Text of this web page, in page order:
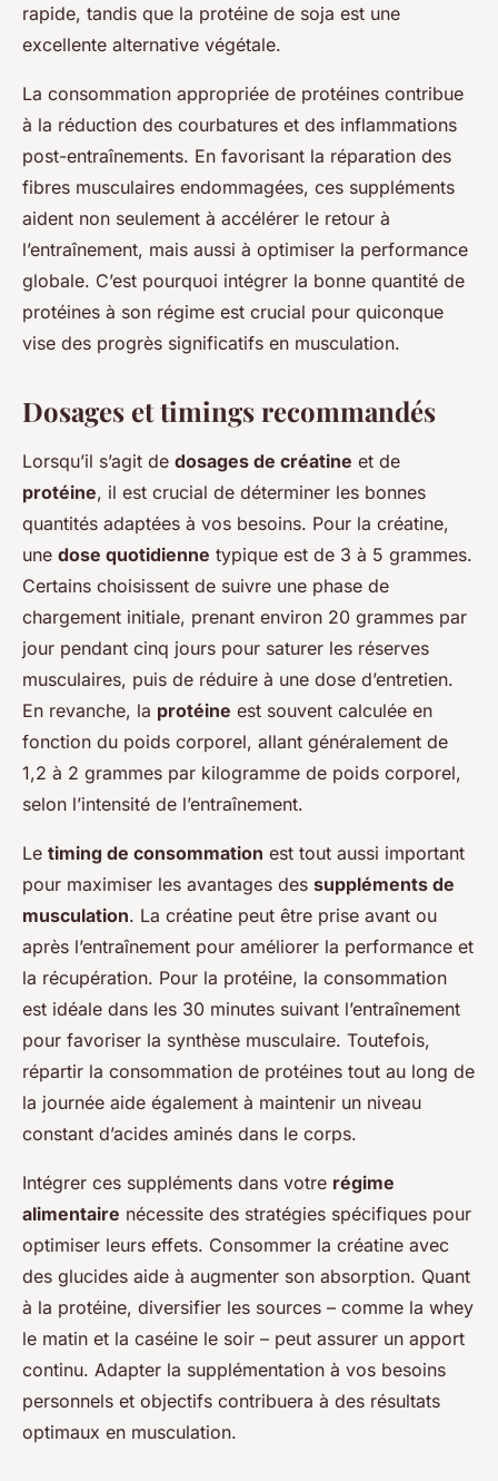
rapide, tandis que la protéine de soja est une
excellente alternative végétale.
La consommation appropriée de protéines contribue
à la réduction des courbatures et des inflammations
post-entraînements. En favorisant la réparation des
fibres musculaires endommagées, ces suppléments
aident non seulement à accélérer le retour à
l’entraînement, mais aussi à optimiser la performance
globale. C’est pourquoi intégrer la bonne quantité de
protéines à son régime est crucial pour quiconque
vise des progrès significatifs en musculation.
Dosages et timings recommandés
Lorsqu’il s’agit de dosages de créatine et de
protéine, il est crucial de déterminer les bonnes
quantités adaptées à vos besoins. Pour la créatine,
une dose quotidienne typique est de 3 à 5 grammes.
Certains choisissent de suivre une phase de
chargement initiale, prenant environ 20 grammes par
jour pendant cinq jours pour saturer les réserves
musculaires, puis de réduire à une dose d’entretien.
En revanche, la protéine est souvent calculée en
fonction du poids corporel, allant généralement de
1,2 à 2 grammes par kilogramme de poids corporel,
selon l’intensité de l’entraînement.
Le timing de consommation est tout aussi important
pour maximiser les avantages des suppléments de
musculation. La créatine peut être prise avant ou
après l’entraînement pour améliorer la performance et
la récupération. Pour la protéine, la consommation
est idéale dans les 30 minutes suivant l’entraînement
pour favoriser la synthèse musculaire. Toutefois,
répartir la consommation de protéines tout au long de
la journée aide également à maintenir un niveau
constant d’acides aminés dans le corps.
Intégrer ces suppléments dans votre régime
alimentaire nécessite des stratégies spécifiques pour
optimiser leurs effets. Consommer la créatine avec
des glucides aide à augmenter son absorption. Quant
à la protéine, diversifier les sources – comme la whey
le matin et la caséine le soir – peut assurer un apport
continu. Adapter la supplémentation à vos besoins
personnels et objectifs contribuera à des résultats
optimaux en musculation.